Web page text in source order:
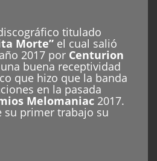
titulado
Morte” el cual salió
2017 por Centurion
buena receptividad
que hizo que la banda
en la pasada
Melomaniac 2017.
su primer trabajo su